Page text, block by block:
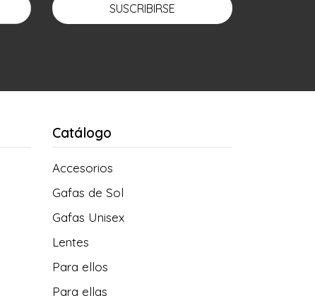
SUSCRIBIRSE
Catálogo
Accesorios
Gafas de Sol
Gafas Unisex
Lentes
Para ellos
Para ellas